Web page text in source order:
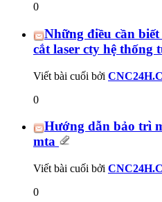
0
Những điều cần
cắt laser cty hệ thống
Viết bài cuối bởi
0
Hướng dẫn bảo trì
mta
Viết bài cuối bởi
0